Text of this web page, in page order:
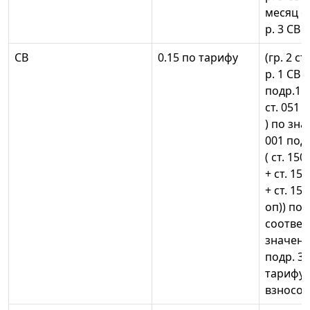
месяц
р. 3 СВ
СВ
0.15 по тарифу
(гр. 2
р. 1 СВ
подр.1
ст. 051
) по
001
( ст.
+ ст.
+ ст.
оп)) по
подр.
тарифу
взносов